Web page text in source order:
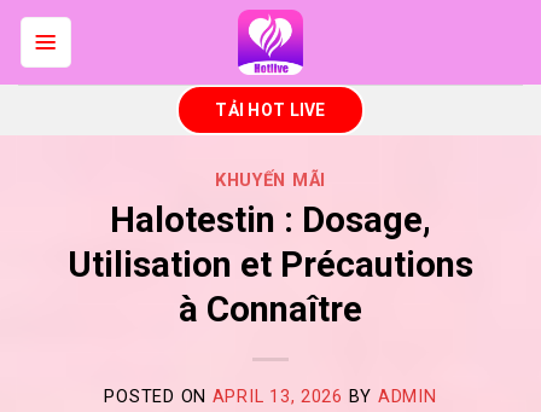
Skip
to
TẢI HOT LIVE
KHUYẾN MÃI
Halotestin : Dosage,
Utilisation et Précautions
à Connaître
POSTED ON APRIL 13, 2026 BY ADMIN